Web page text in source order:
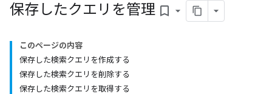
保存したクエリを管理 bookmark_border
このページの内容
保存した検索クエリを作成する
保存した検索クエリを削除する
保存した検索クエリを取得する